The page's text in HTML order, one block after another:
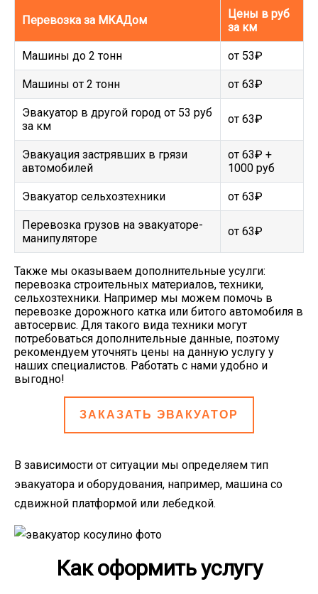
Перевозка за МКАДом
Цены в руб
за км
Машины до 2 тонн от 53₽
Машины от 2 тонн от 63₽
Эвакуатор в другой город от 53 руб
за км
от 63₽
Эвакуация застрявших в грязи
автомобилей
от 63₽ +
1000 руб
Эвакуатор сельхозтехники от 63₽
Перевозка грузов на эвакуаторе-
манипуляторе
от 63₽
Также мы оказываем дополнительные усулги:
перевозка строительных материалов, техники,
сельхозтехники. Например мы можем помочь в
перевозке дорожного катка или битого автомобиля в
автосервис. Для такого вида техники могут
потребоваться дополнительные данные, поэтому
рекомендуем уточнять цены на данную услугу у
наших специалистов. Работать с нами удобно и
выгодно!
ЗАКАЗАТЬ ЭВАКУАТОР
В зависимости от ситуации мы определяем тип
эвакуатора и оборудования, например, машина со
сдвижной платформой или лебедкой.
Как оформить услугу